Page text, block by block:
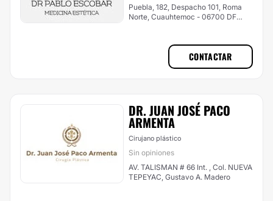
Puebla, 182, Despacho 101, Roma
Norte, Cuauhtemoc - 06700 DF
CONTACTAR
DR. JUAN JOSÉ PACO
ARMENTA
Cirujano plástico
Sin opiniones
AV. TALISMAN # 66 Int. , Col. NUEVA
TEPEYAC, Gustavo A. Madero